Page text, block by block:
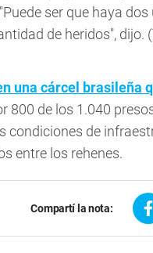
ser que haya
de heridos", dijo.
una cárcel brasileña
800 de los 1.040
condiciones de
entre los rehenes.
Compartí la nota: